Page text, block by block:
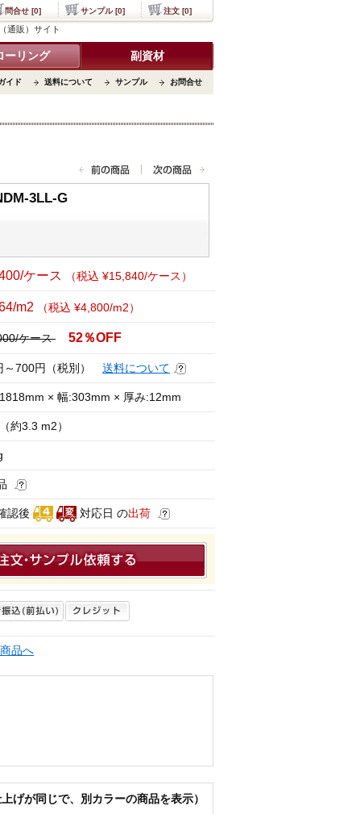
通販）サイト
ーリング 副資材
イド 送料について サンプル お問合せ
問合せ [0] サンプル [0] 注文 [0]
3LL-G
ケース （税込 ¥15,840/ケース）
m2 （税込 ¥4,800/m2）
ケース 52％OFF
～700円（税別） 送料について
× 幅:303mm × 厚み:12mm
（約3.3 m2）
認後 対応日 の出荷
品へ
げが同じで、別カラーの商品を表示）